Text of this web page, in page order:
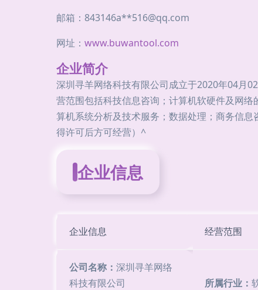
邮箱：843146a**516@qq.com
网址： www.buwantool.com
企业简介
深圳寻羊网络科技有限公司成立于2020年04月
营范围包括科技信息咨询；计算机软硬件及网
算机系统分析及技术服务；数据处理；商务信
得许可后方可经营）^
企业信息
企业信息 经营范围
公司名称： 深圳寻羊网络
科技有限公司
所属行业：